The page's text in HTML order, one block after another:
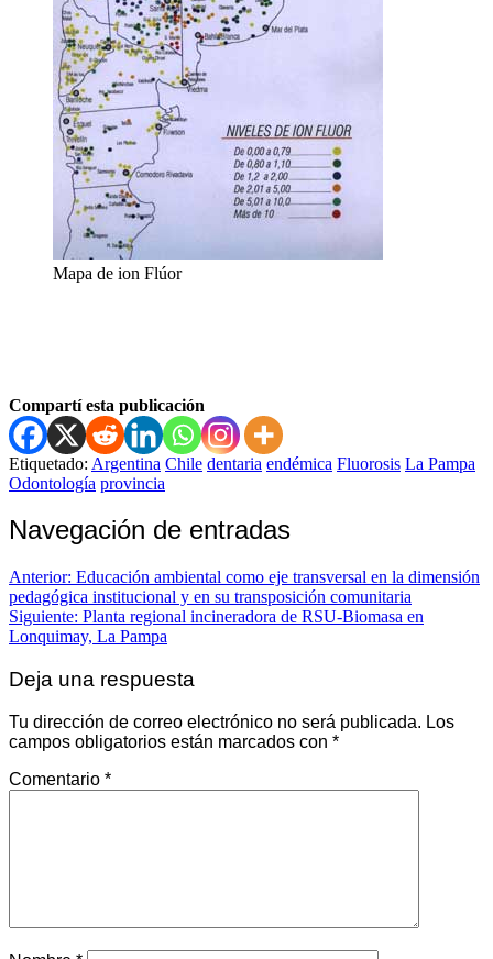
Mapa de ion Flúor
Compartí esta publicación
Etiquetado: Argentina Chile dentaria endémica Fluorosis La Pampa
Odontología provincia
Navegación de entradas
Anterior: Educación ambiental como eje transversal en la dimensión
pedagógica institucional y en su transposición comunitaria
Siguiente: Planta regional incineradora de RSU-Biomasa en
Lonquimay, La Pampa
Deja una respuesta
Tu dirección de correo electrónico no será publicada. Los
campos obligatorios están marcados con *
Comentario *